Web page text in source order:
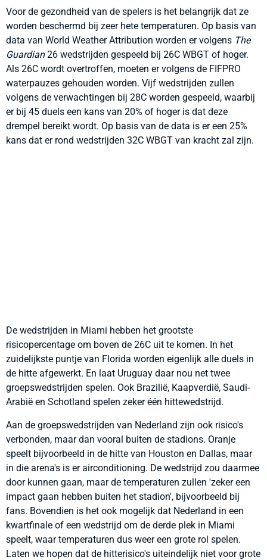
Voor de gezondheid van de spelers is het belangrijk dat ze
worden beschermd bij zeer hete temperaturen. Op basis van
data van World Weather Attribution worden er volgens The
Guardian26 wedstrijden gespeeld bij 26C WBGT of hoger.
Als 26C wordt overtroffen, moeten er volgens de FIFPRO
waterpauzes gehouden worden. Vijf wedstrijden zullen
volgens de verwachtingen bij 28C worden gespeeld, waarbij
er bij 45 duels een kans van 20% of hoger is dat deze
drempel bereikt wordt. Op basis van de data is er een 25%
kans dat er rond wedstrijden 32C WBGT van kracht zal zijn.
De wedstrijden in Miami hebben het grootste
risicopercentage om boven de 26C uit te komen. In het
zuidelijkste puntje van Florida worden eigenlijk alle duels in
de hitte afgewerkt. En laat Uruguay daar nou net twee
groepswedstrijden spelen. Ook Brazilië, Kaapverdië, Saudi-
Arabië en Schotland spelen zeker één hittewedstrijd.
Aan de groepswedstrijden van Nederland zijn ook risico's
verbonden, maar dan vooral buiten de stadions. Oranje
speelt bijvoorbeeld in de hitte van Houston en Dallas, maar
in die arena's is er airconditioning. De wedstrijd zou daarmee
door kunnen gaan, maar de temperaturen zullen 'zeker een
impact gaan hebben buiten het stadion', bijvoorbeeld bij
fans. Bovendien is het ook mogelijk dat Nederland in een
kwartfinale of een wedstrijd om de derde plek in Miami
speelt, waar temperaturen dus weer een grote rol spelen.
Laten we hopen dat de hitterisico's uiteindelijk niet voor grote